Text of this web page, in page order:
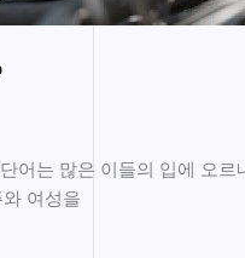
어는 많은 이들의 입에 오
여성을